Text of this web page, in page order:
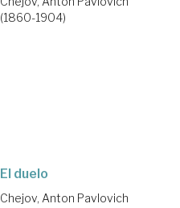
(1860-1904)
El duelo
Chejov, Anton Pavlovich